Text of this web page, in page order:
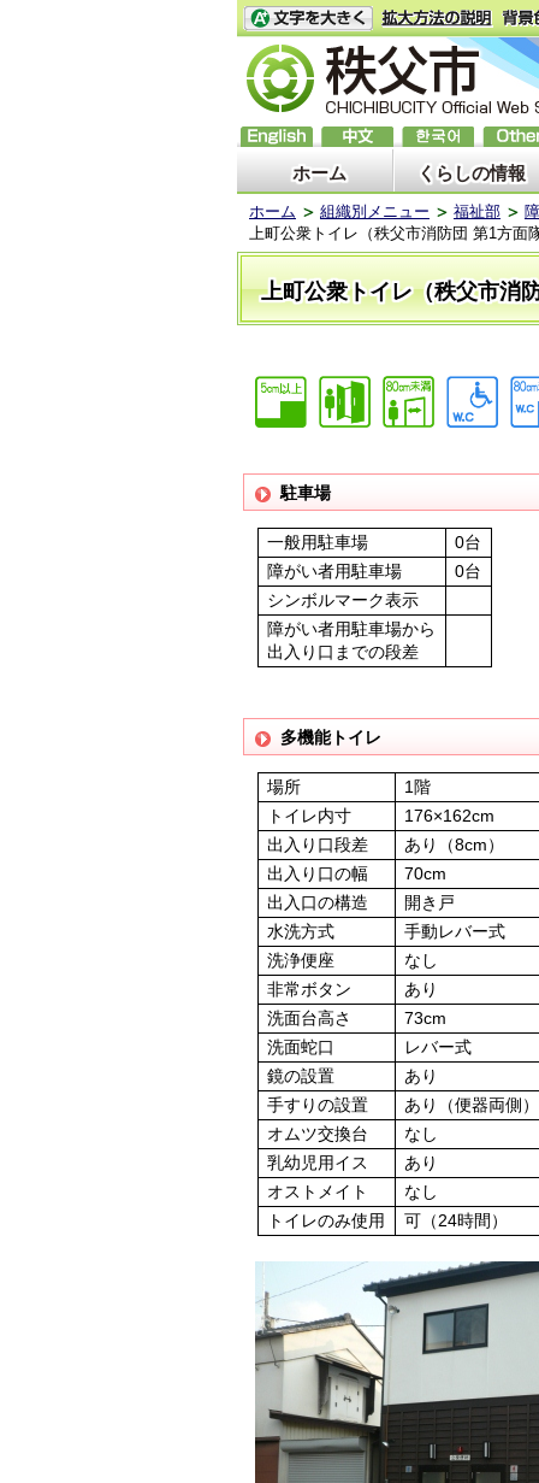
ホーム くらしの情報
ホーム 組織別メニュー 福祉部
上町公衆トイレ（秩父市消防団 第1方面
上町公衆トイレ（秩父市消
駐車場
一般用駐車場
0台
障がい者用駐車場
0台
シンボルマーク表示
障がい者用駐車場から
出入り口までの段差
多機能トイレ
場所
1階
トイレ内寸
176×162cm
出入り口段差
あり（8cm）
出入り口の幅
70cm
出入口の構造
開き戸
水洗方式
手動レバー式
洗浄便座
なし
非常ボタン
あり
洗面台高さ
73cm
洗面蛇口
レバー式
鏡の設置
あり
手すりの設置
あり（便器両側）
オムツ交換台
なし
乳幼児用イス
あり
オストメイト
なし
トイレのみ使用
可（24時間）